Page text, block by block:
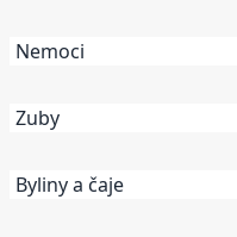
Nemoci
Zuby
Byliny a čaje